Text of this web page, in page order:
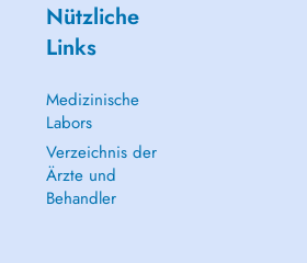
Nützliche
Links
Medizinische
Labors
Verzeichnis der
Ärzte und
Behandler